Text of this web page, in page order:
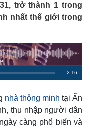
trở thành 1 trong
nhất thế giới trong
R
m
a
-2:16
nhà thông minh tại Ấn
thu nhập người dân
càng phổ biến và